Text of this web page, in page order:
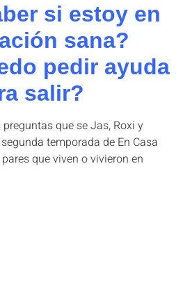
si estoy en
sana?
pedir ayuda
salir?
que se Jas, Roxi y
temporada de En Casa
que viven o vivieron en